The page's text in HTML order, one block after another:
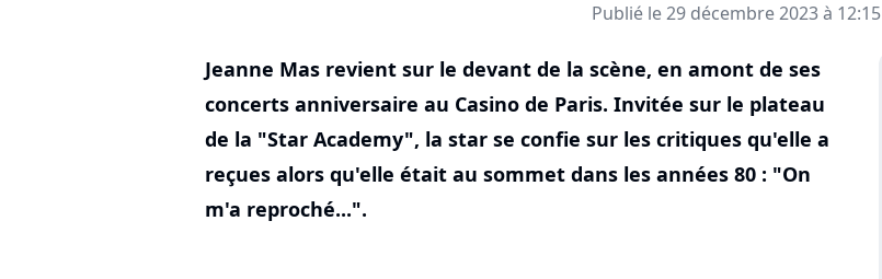
Publié le 29 décembre 2023 à 12:15
Jeanne Mas revient sur le devant de la scène, en amont de ses
concerts anniversaire au Casino de Paris. Invitée sur le plateau
de la "Star Academy", la star se confie sur les critiques qu'elle a
reçues alors qu'elle était au sommet dans les années 80 : "On
m'a reproché...".